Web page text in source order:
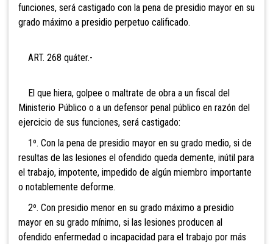
funciones, será castigado con la pena de presidio mayor en su
grado máximo a presidio perpetuo calificado.
ART. 268 quáter.-
El que hiera, golpee o maltrate de obra a un fiscal del
Ministerio Público o a un defensor penal público en razón del
ejercicio de sus funciones, será castigado:
1º. Con la pena de presidio mayor en su grado medio, si de
resultas de las lesiones el ofendido queda demente, inútil para
el trabajo, impotente, impedido de algún miembro importante
o notablemente deforme.
2º. Con presidio menor en su grado máximo a presidio
mayor en su grado mínimo, si las lesiones producen al
ofendido enfermedad o incapacidad para el trabajo por más